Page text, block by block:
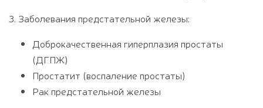
3. Заболевания предстательной железы:
Доброкачественная гиперплазия простаты
(ДГПЖ)
Простатит (воспаление простаты)
Рак предстательной железы